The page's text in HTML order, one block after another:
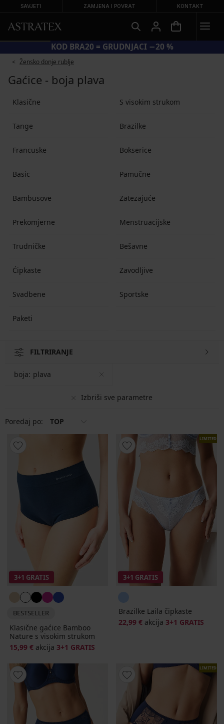
SAVJETI ZAMJENA I POVRAT KONTAKT
KOD BRA20 = GRUDNJACI −20 %
Žensko donje rublje
Gaćice - boja plava
Klasične S visokim strukom
Tange Brazilke
Francuske Bokserice
Basic Pamučne
Bambusove Zatezajuće
Prekomjerne Menstruacijske
Trudničke Bešavne
Ćipkaste Zavodljive
Svadbene Sportske
Paketi
FILTRIRANJE
Izbriši sve parametre
boja: plava
Poredaj po: TOP
3+1 GRATIS
BESTSELLER
Klasične gaćice Bamboo
Nature s visokim strukom
15,99 € akcija 3+1 GRATIS
LIMITED
3+1 GRATIS
Brazilke Laila čipkaste
22,99 € akcija 3+1 GRATIS
LIMITED